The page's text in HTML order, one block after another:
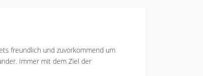
freundlich und zuvorkommend um
Immer mit dem Ziel der